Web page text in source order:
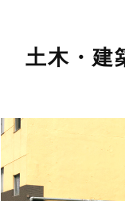
土木・建